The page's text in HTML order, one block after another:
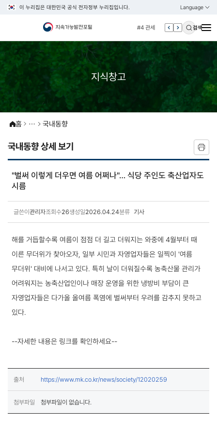
이 누리집은 대한민국 공식 전자정부 누리집입니다. Language
열기
KOREAN
ENGLISH
#4 관세
#5 esg
#7 un
#3 vnr
#6 빈곤
#7 un
검색
지식창고
홈 국내동향
국내동향 상세 보기
"벌써 이렇게 더우면 여름 어쩌나"… 식당 주인도 축산업자도
시름
글쓴이 관리자조회수26생성일2026.04.24분류 기사
해를 거듭할수록 여름이 점점 더 길고 더워지는 와중에 4월부터 때
이른 무더위가 찾아오자, 일부 시민과 자영업자들은 일찍이 '여름
무더위' 대비에 나서고 있다. 특히 날이 더워질수록 농축산물 관리가
어려워지는 농축산업인이나 매장 운영을 위한 냉방비 부담이 큰
자영업자들은 다가올 올여름 폭염에 벌써부터 우려를 감추지 못하고
있다.
--자세한 내용은 링크를 확인하세요--
출처 https://www.mk.co.kr/news/society/12020259
첨부파일 첨부파일이 없습니다.